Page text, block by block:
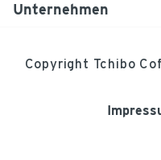
Unternehmen
Copyright Tchibo